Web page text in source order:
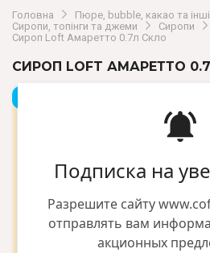
Подписка на
Разрешите сайту
отправлять вам
акционных
Головна
Пюре, bubble, какао та
Сиропи, топінги та джеми
Сиропи
Сироп Loft Амаретто 0.7л Скло
СИРОП LOFT АМАРЕТТО